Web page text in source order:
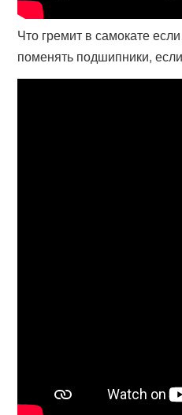
Что гремит в самокате
поменять подшипники,